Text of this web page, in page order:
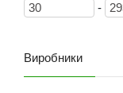
-
Виробники